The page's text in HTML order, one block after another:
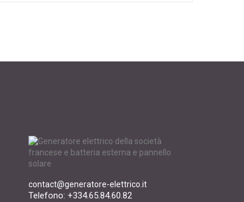
contact@generatore-elettrico.it
Telefono: +334.65.84.60.82